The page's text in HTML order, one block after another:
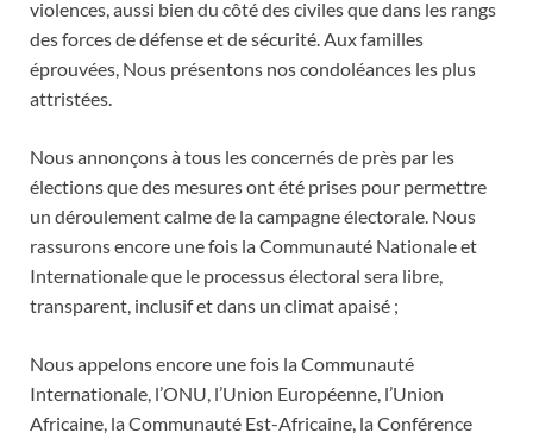
violences, aussi bien du côté des civiles que dans les rangs
des forces de défense et de sécurité. Aux familles
éprouvées, Nous présentons nos condoléances les plus
attristées.
Nous annonçons à tous les concernés de près par les
élections que des mesures ont été prises pour permettre
un déroulement calme de la campagne électorale. Nous
rassurons encore une fois la Communauté Nationale et
Internationale que le processus électoral sera libre,
transparent, inclusif et dans un climat apaisé ;
Nous appelons encore une fois la Communauté
Internationale, l’ONU, l’Union Européenne, l’Union
Africaine, la Communauté Est-Africaine, la Conférence